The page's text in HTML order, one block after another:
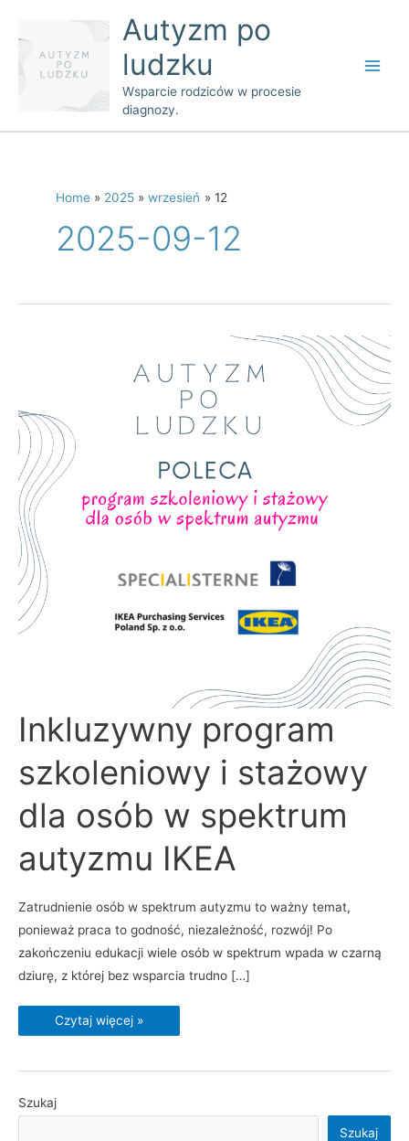
content
Autyzm po
ludzku
Wsparcie rodziców w procesie
diagnozy.
Home 2025 wrzesień 12
2025-09-12
Inkluzywny program
szkoleniowy i stażowy
dla osób w spektrum
autyzmu IKEA
Zatrudnienie osób w spektrum autyzmu to ważny temat,
ponieważ praca to godność, niezależność, rozwój! Po
zakończeniu edukacji wiele osób w spektrum wpada w czarną
dziurę, z której bez wsparcia trudno […]
program
szkoleniowy
stażowy
dla
osób
spektrum
autyzmu
IKEA
Czytaj więcej »
Szukaj
Szukaj